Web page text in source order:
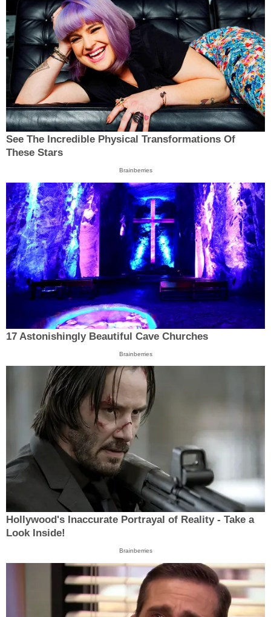
See The Incredible Physical Transformations Of
These Stars
Brainberries
17 Astonishingly Beautiful Cave Churches
Brainberries
Hollywood's Inaccurate Portrayal of Reality - Take a
Look Inside!
Brainberries